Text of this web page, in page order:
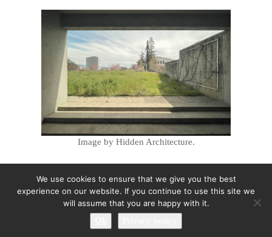
Image by Hidden Architecture.
We use cookies to ensure that we give you the best
experience on our website. If you continue to use this site we
will assume that you are happy with it.